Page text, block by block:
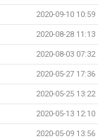
2020-09-10 10:59
2020-08-28 11:13
2020-08-03 07:32
2020-05-27 17:36
2020-05-25 13:22
2020-05-13 12:10
2020-05-09 13:56